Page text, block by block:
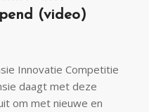
(video)
Innovatie Competitie
daagt met deze
om met nieuwe en